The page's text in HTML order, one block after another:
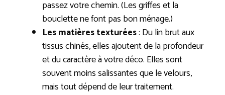
passez votre chemin. (Les griffes et la
bouclette ne font pas bon ménage.)
Les matières texturées: Du lin brut aux
tissus chinés, elles ajoutent de la profondeur
et du caractère à votre déco. Elles sont
souvent moins salissantes que le velours,
mais tout dépend de leur traitement.